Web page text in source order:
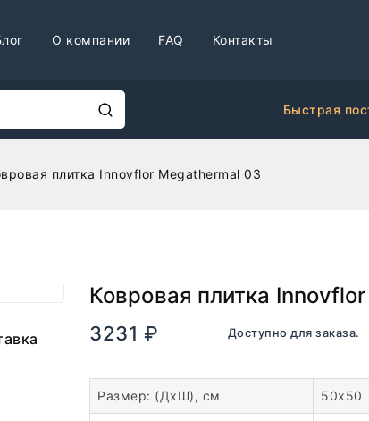
О компании FAQ Контакты
Быстрая
плитка Innovflor Megathermal 03
Ковровая плитка
3231 ₽ В наличии. Доступно для заказа.
Размер: (ДхШ), см 50х50